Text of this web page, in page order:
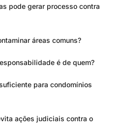
pode gerar processo contra
áreas comuns?
é de quem?
para condomínios
ações judiciais contra o